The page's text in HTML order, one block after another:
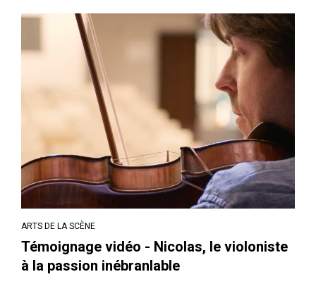
ARTS DE LA SCÈNE
Témoignage vidéo - Nicolas, le violoniste
à la passion inébranlable